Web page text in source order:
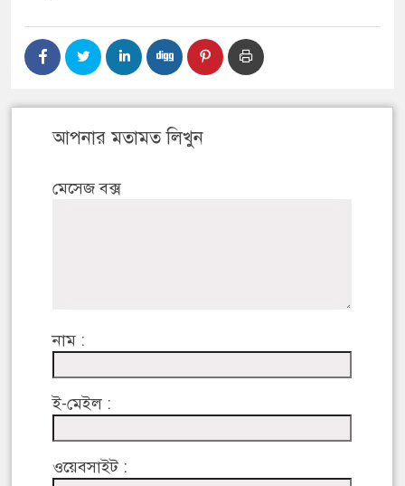
আপনার মতামত লিখুন
মেসেজ বক্স
নাম :
ই-মেইল :
ওয়েবসাইট :